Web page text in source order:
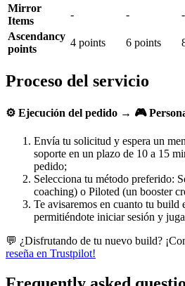
Mirror
Items
- - -
Ascendancy
points
4 points 6 points
Proceso del servicio
⚙️ Ejecución del pedido → 🎮
Envía tu solicitud y espera un
soporte en un plazo de 10 a 15
pedido;
Selecciona tu método preferido:
coaching) o Piloted (un booster
Te avisaremos en cuanto tu build
permitiéndote iniciar sesión y
💬 ¿Disfrutando de tu nuevo build?
reseña en Trustpilot!